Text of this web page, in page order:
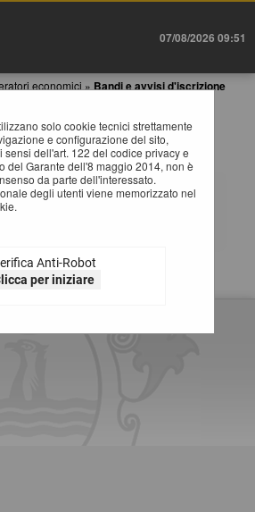
07/08/2026 09:51
economici » Bandi e avvisi d'iscrizione
solo cookie tecnici strettamente
e configurazione del sito,
sensi dell'art. 122 del codice privacy e
del Garante dell'8 maggio 2014, non è
da parte dell'interessato.
degli utenti viene memorizzato nel
Anti-Robot
per iniziare
D'ISCRIZIONE ARCHIVIATI PER
ECONOMICI
d'iscrizione archiviati per gli elenchi
ha restituito 0 risultati.